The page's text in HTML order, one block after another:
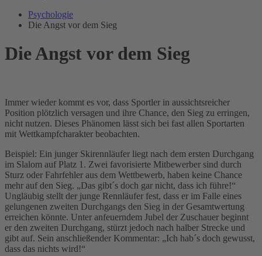
Psychologie
Die Angst vor dem Sieg
Die Angst vor dem Sieg
Immer wieder kommt es vor, dass Sportler in aussichtsreicher
Position plötzlich versagen und ihre Chance, den Sieg zu erringen,
nicht nutzen. Dieses Phänomen lässt sich bei fast allen Sportarten
mit Wettkampfcharakter beobachten.
Beispiel: Ein junger Skirennläufer liegt nach dem ersten Durchgang
im Slalom auf Platz 1. Zwei favorisierte Mitbewerber sind durch
Sturz oder Fahrfehler aus dem Wettbewerb, haben keine Chance
mehr auf den Sieg. „Das gibt´s doch gar nicht, dass ich führe!“
Ungläubig stellt der junge Rennläufer fest, dass er im Falle eines
gelungenen zweiten Durchgangs den Sieg in der Gesamtwertung
erreichen könnte. Unter anfeuerndem Jubel der Zuschauer beginnt
er den zweiten Durchgang, stürzt jedoch nach halber Strecke und
gibt auf. Sein anschließender Kommentar: „Ich hab´s doch gewusst,
dass das nichts wird!“